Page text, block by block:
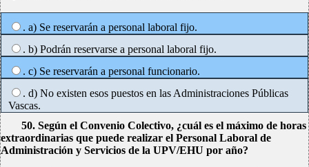
. a) Se reservarán a personal laboral fijo.
. b) Podrán reservarse a personal laboral fijo.
. c) Se reservarán a personal funcionario.
. d) No existen esos puestos en las Administraciones Públicas
Vascas.
50. Según el Convenio Colectivo, ¿cuál es el máximo de horas
extraordinarias que puede realizar el Personal Laboral de
Administración y Servicios de la UPV/EHU por año?